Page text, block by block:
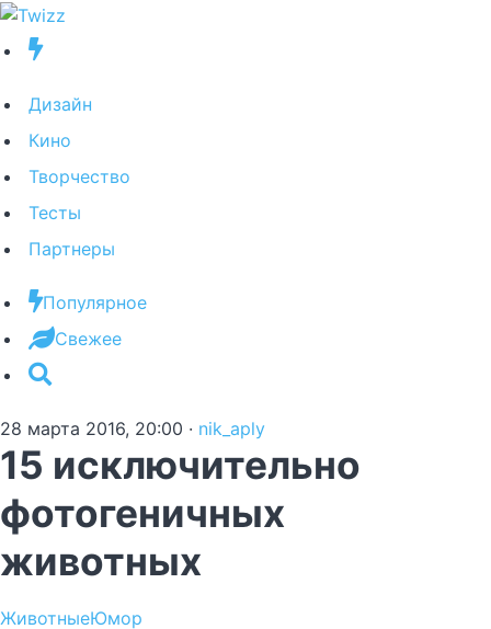
Дизайн
Кино
Творчество
Тесты
Партнеры
Популярное
Свежее
28 марта 2016, 20:00 · nik_aply
15 исключительно
фотогеничных
животных
ЖивотныеЮмор